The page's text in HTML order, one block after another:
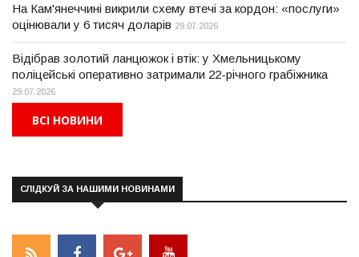
На Кам'янеччині викрили схему втечі за кордон: «послуги»
оцінювали у 6 тисяч доларів 29.07.2026
Відібрав золотий ланцюжок і втік: у Хмельницькому
поліцейські оперативно затримали 22-річного грабіжника
29.07.2026
ВСІ НОВИНИ
СЛІДКУЙ ЗА НАШИМИ НОВИНАМИ